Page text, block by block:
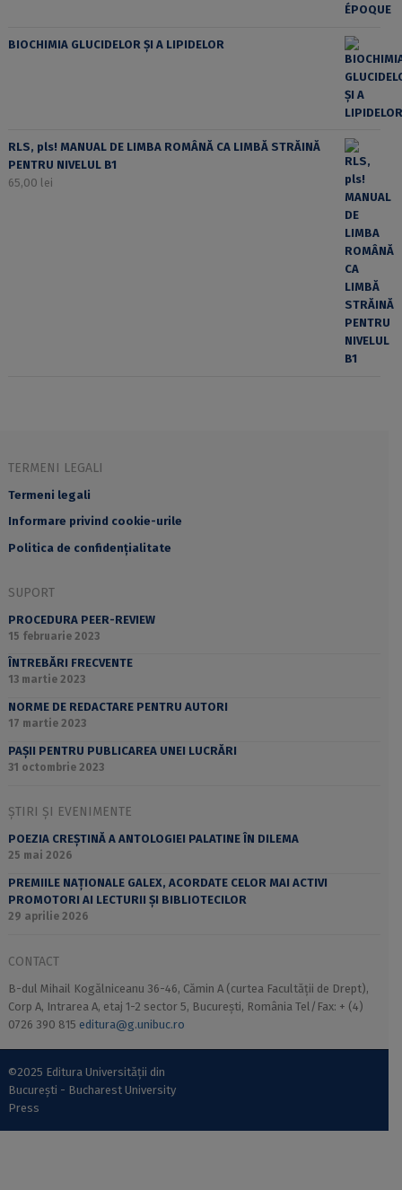
BIOCHIMIA GLUCIDELOR ȘI A LIPIDELOR
RLS, pls! MANUAL DE LIMBA ROMÂNĂ CA LIMBĂ STRĂINĂ
PENTRU NIVELUL B1
65,00 lei
TERMENI LEGALI
Termeni legali
Informare privind cookie-urile
Politica de confidențialitate
SUPORT
PROCEDURA PEER-REVIEW
15 februarie 2023
ÎNTREBĂRI FRECVENTE
13 martie 2023
NORME DE REDACTARE PENTRU AUTORI
17 martie 2023
PAȘII PENTRU PUBLICAREA UNEI LUCRĂRI
31 octombrie 2023
ȘTIRI ȘI EVENIMENTE
POEZIA CREȘTINĂ A ANTOLOGIEI PALATINE ÎN DILEMA
25 mai 2026
PREMIILE NAȚIONALE GALEX, ACORDATE CELOR MAI ACTIVI
PROMOTORI AI LECTURII ȘI BIBLIOTECILOR
29 aprilie 2026
CONTACT
B-dul Mihail Kogălniceanu 36-46, Cămin A (curtea Facultății de Drept),
Corp A, Intrarea A, etaj 1-2 sector 5, București, România Tel/Fax: + (4)
0726 390 815 editura@g.unibuc.ro
©2025 Editura Universității din
București - Bucharest University
Press